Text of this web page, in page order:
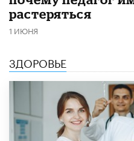
растеряться
1 ИЮНЯ
ЗДОРОВЬЕ